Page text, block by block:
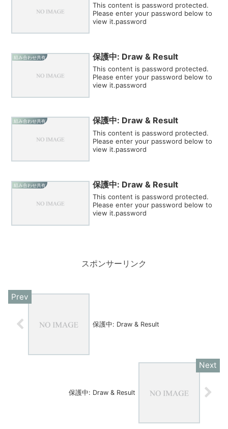
This content is password protected.
Please enter your password below to
view it.password
組み合わせ共有 保護中: Draw & Result
This content is password protected.
Please enter your password below to
view it.password
組み合わせ共有 保護中: Draw & Result
This content is password protected.
Please enter your password below to
view it.password
組み合わせ共有 保護中: Draw & Result
This content is password protected.
Please enter your password below to
view it.password
スポンサーリンク
保護中: Draw & Result
保護中: Draw & Result